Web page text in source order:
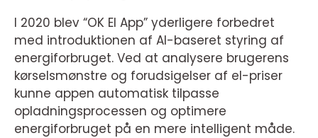
I 2020 blev “OK El App” yderligere forbedret
med introduktionen af AI-baseret styring af
energiforbruget. Ved at analysere brugerens
kørselsmønstre og forudsigelser af el-priser
kunne appen automatisk tilpasse
opladningsprocessen og optimere
energiforbruget på en mere intelligent måde.